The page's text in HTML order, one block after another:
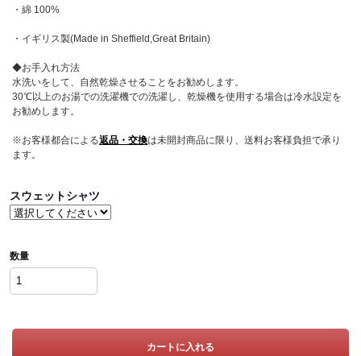
・綿 100%
・イギリス製(Made in Sheffield,Great Britain)
◆お手入れ方法
水洗いをして、自然乾燥させることをお勧めします。
30℃以上のお湯での洗濯機での洗濯し、乾燥機を使用する場合は冷水設定を
お勧めします。
※お客様都合による返品・交換は未開封商品に限り、送料お客様負担で承り
ます。
スウェットシャツ
数量
カートに入れる